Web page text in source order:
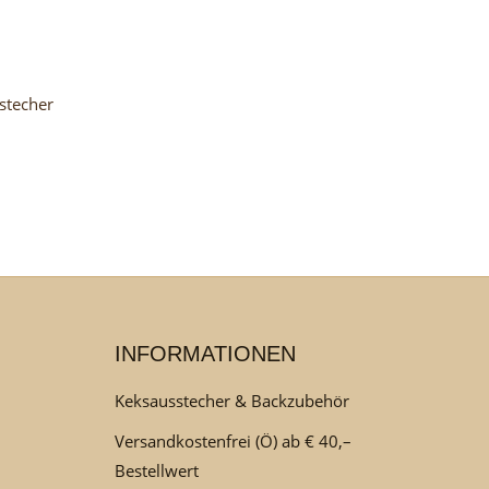
INFORMATIONEN
Keksausstecher & Backzubehör
Versandkostenfrei (Ö) ab € 40,–
Bestellwert